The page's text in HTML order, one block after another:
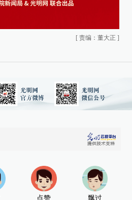
[ 责编：董大正 ]
点赞 飘过